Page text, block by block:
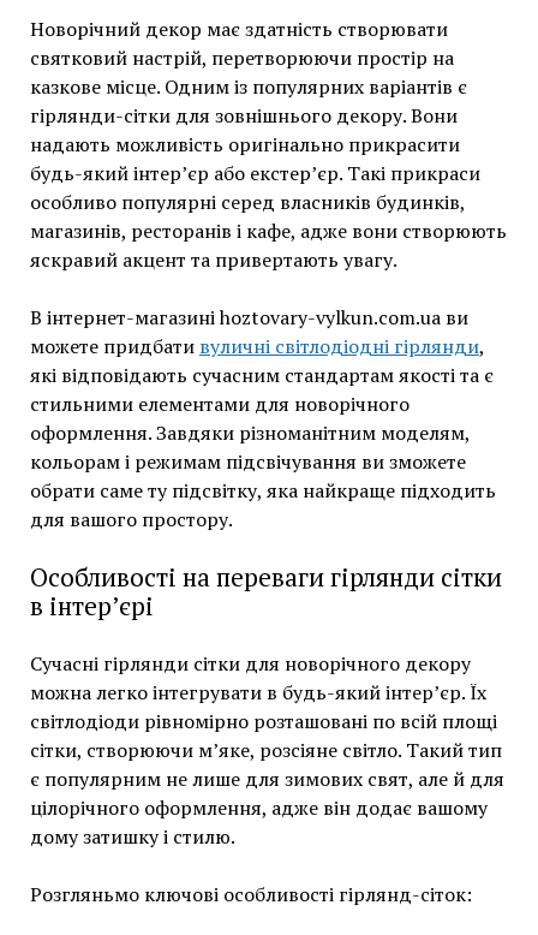
Новорічний декор має здатність створювати
святковий настрій, перетворюючи простір на
казкове місце. Одним із популярних варіантів є
гірлянди-сітки для зовнішнього декору. Вони
надають можливість оригінально прикрасити
будь-який інтер’єр або екстер’єр. Такі прикраси
особливо популярні серед власників будинків,
магазинів, ресторанів і кафе, адже вони створюють
яскравий акцент та привертають увагу.
В інтернет-магазині hoztovary-vylkun.com.ua ви
можете придбати вуличні світлодіодні гірлянди,
які відповідають сучасним стандартам якості та є
стильними елементами для новорічного
оформлення. Завдяки різноманітним моделям,
кольорам і режимам підсвічування ви зможете
обрати саме ту підсвітку, яка найкраще підходить
для вашого простору.
Особливості на переваги гірлянди сітки
в інтер’єрі
Сучасні гірлянди сітки для новорічного декору
можна легко інтегрувати в будь-який інтер’єр. Їх
світлодіоди рівномірно розташовані по всій площі
сітки, створюючи м’яке, розсіяне світло. Такий тип
є популярним не лише для зимових свят, але й для
цілорічного оформлення, адже він додає вашому
дому затишку і стилю.
Розгляньмо ключові особливості гірлянд-сіток: